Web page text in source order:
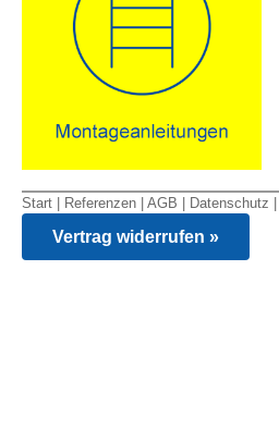
Start Referenzen AGB Datenschutz
Vertrag widerrufen »